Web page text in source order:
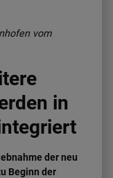
vom
in
der neu
Beginn der